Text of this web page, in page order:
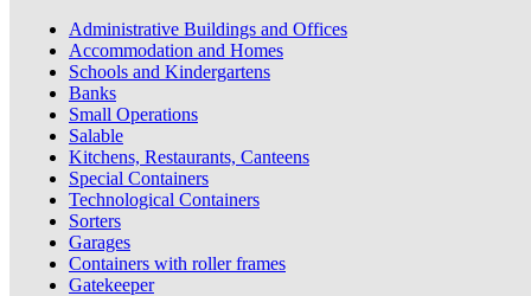
Administrative Buildings and Offices
Accommodation and Homes
Schools and Kindergartens
Banks
Small Operations
Salable
Kitchens, Restaurants, Canteens
Special Containers
Technological Containers
Sorters
Garages
Containers with roller frames
Gatekeeper